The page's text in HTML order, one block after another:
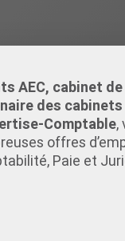
AEC, cabinet
des
Comptable,
offres
Paie et